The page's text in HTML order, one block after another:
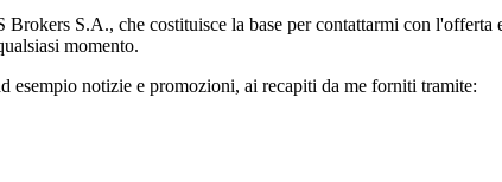
S.A., che costituisce la base per contattarmi con l'offerta
momento.
notizie e promozioni, ai recapiti da me forniti tramite: